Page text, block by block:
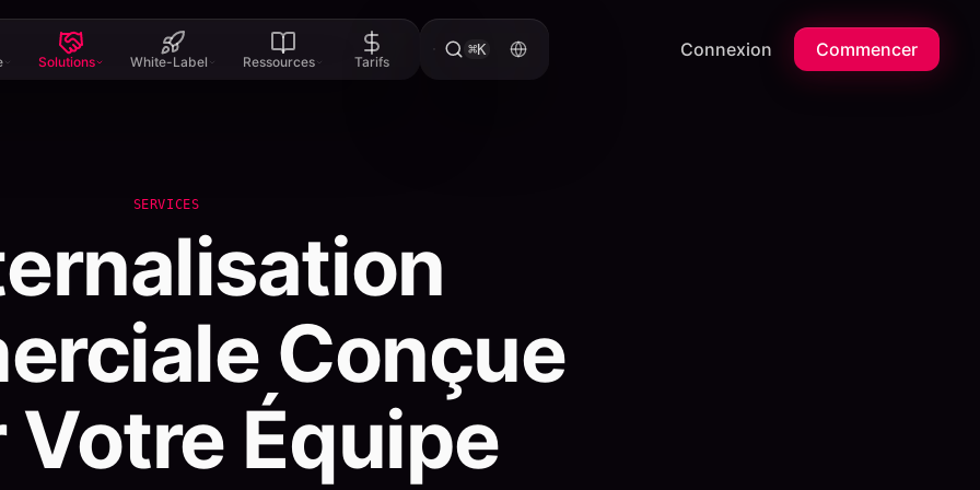
Solutions White-Label Ressources Tarifs
⌘K Connexion Commencer
SERVICES
Conçue
Votre Équipe